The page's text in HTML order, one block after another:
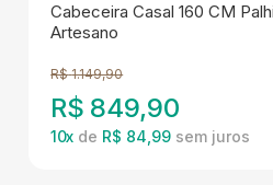
Cabeceira Casal 160 CM
Artesano
R$ 1.149,90
R$ 849,90
10x de R$ 84,99